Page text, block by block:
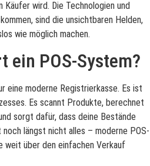
Käufer wird. Die Technologien und
sind die unsichtbaren Helden,
wie möglich machen.
ein POS-System?
eine moderne Registrierkasse. Es ist
Es scannt Produkte, berechnet
sorgt dafür, dass deine Bestände
längst nicht alles – moderne POS-
weit über den einfachen Verkauf